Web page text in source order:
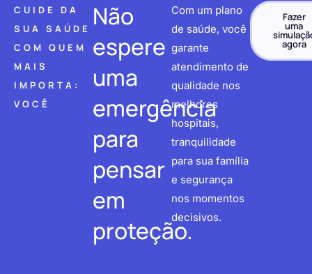
CUIDE DA
SUA SAÚDE
COM QUEM
MAIS
IMPORTA:
VOCÊ
Não
espere
uma
emergência
para
pensar
em
proteção.
Com um plano
de saúde, você
garante
atendimento de
qualidade nos
melhores
hospitais,
tranquilidade
para sua família
e segurança
nos momentos
decisivos.
Fazer
uma
agora